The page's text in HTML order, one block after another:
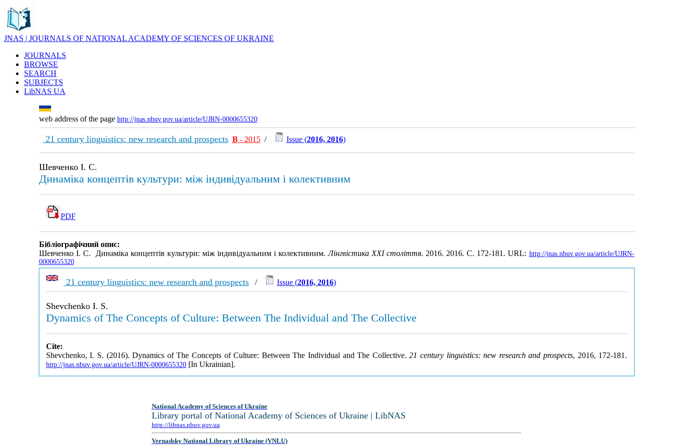
JNAS | JOURNALS OF NATIONAL ACADEMY OF SCIENCES OF UKRAINE
JOURNALS
BROWSE
SEARCH
SUBJECTS
LibNAS UA
web address of the page http://jnas.nbuv.gov.ua/article/UJRN-0000655320
21 century linguistics: new research and prospects В- 2015/ Issue (2016, 2016)
Шевченко І. С.
Динаміка концептів культури: між індивідуальним і колективним
PDF
Бібліографічний опис:
Шевченко І. С. Динаміка концептів культури: між індивідуальним і колективним.Лінгвістика ХХІ століття. 2016. 2016. С. 172-181. URL: http://jnas.nbuv.gov.ua/article/UJRN-
0000655320
21 century linguistics: new research and prospects/ Issue (2016, 2016)
Shevchenko I. S.
Dynamics of The Concepts of Culture: Between The Individual and The Collective
Cite:
Shevchenko, I. S. (2016). Dynamics of The Concepts of Culture: Between The Individual and The Collective.21 century linguistics: new research and prospects, 2016, 172-181.
http://jnas.nbuv.gov.ua/article/UJRN-0000655320[In Ukrainian].
National Academy of Sciences of Ukraine
Library portal of National Academy of Sciences of Ukraine | LibNAS
http://libnas.nbuv.gov.ua
Vernadsky National Library of Ukraine (VNLU)